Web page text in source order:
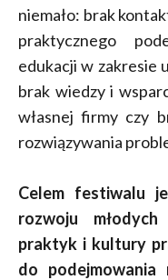
niemało: brak
praktycznego
edukacji w zakresie
brak wiedzy i
własnej firmy czy
rozwiązywania
Celem festiwalu
rozwoju
praktyk i kultury
do